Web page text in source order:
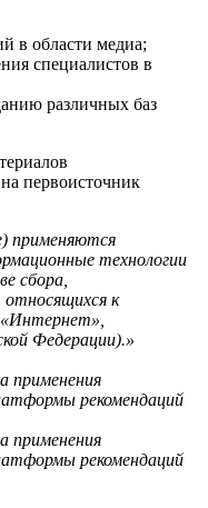
в области медиа;
специалистов в
различных баз
первоисточник
применяются
технологии
сбора,
относящихся к
Федерации).»
применения
рекомендаций
применения
рекомендаций